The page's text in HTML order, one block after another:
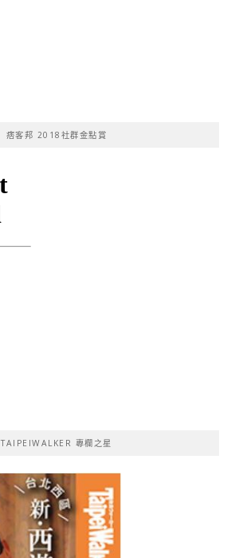
痞客邦 2018社群金點賞
TAIPEIWALKER 專欄之星